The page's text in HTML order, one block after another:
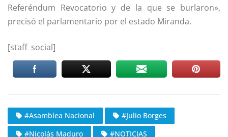
Referéndum Revocatorio y de la que se burlaron»,
precisó el parlamentario por el estado Miranda.
[staff_social]
#Asamblea Nacional
#Julio Borges
#Nicolás Maduro
#NOTICIAS